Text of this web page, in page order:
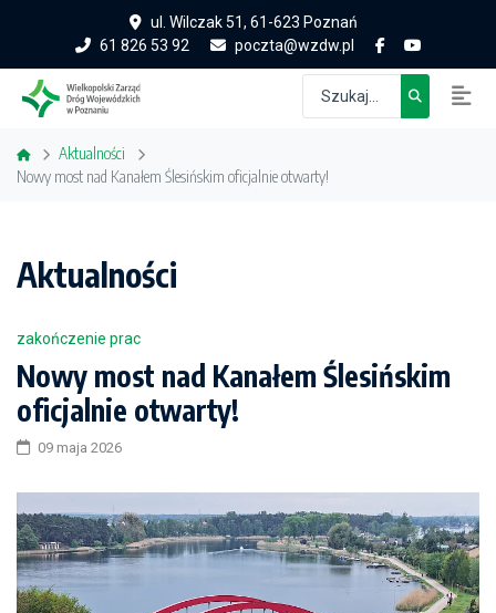
ul. Wilczak 51, 61-623 Poznań
61 826 53 92
poczta@wzdw.pl
Aktualności
Nowy most nad Kanałem Ślesińskim oficjalnie otwarty!
Aktualności
zakończenie prac
Nowy most nad Kanałem Ślesińskim
oficjalnie otwarty!
09 maja 2026